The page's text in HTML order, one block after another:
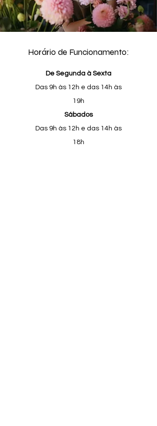
Horário de Funcionamento:
De Segunda à Sexta
Das 9h às 12h e das 14h às
19h
Sábados
Das 9h às 12h e das 14h às
18h